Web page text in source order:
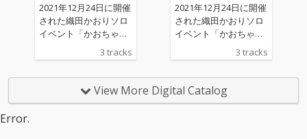
2021年12月24日に開催
された織田かおりソロ
イベント「かおちゃん
ねるpresents"かおり
サンタと過ごさNIGH
Dとして制作された作
3 tracks
2021年12月24日に開催
された織田かおりソロ
イベント「かおちゃん
ねるpresents"かおり
サンタと過ごさNIGH
Dとして制作された作
品です。 織田かおり史
3 tracks
View More Digital Catalog
Error.